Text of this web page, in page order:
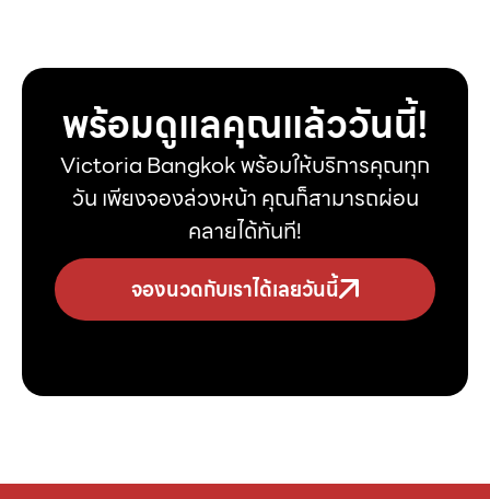
พร้อมดูแลคุณแล้ววันนี้!
Victoria Bangkok พร้อมให้บริการคุณทุก
วัน เพียงจองล่วงหน้า คุณก็สามารถผ่อน
คลายได้ทันที!
จองนวดกับเราได้เลยวันนี้